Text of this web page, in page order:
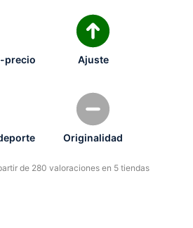
precio Ajuste
Originalidad
de 280 valoraciones en 5 tiendas